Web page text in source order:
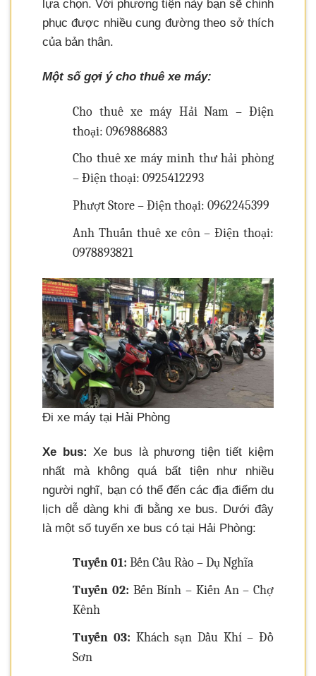
lựa chọn. Với phương tiện này bạn sẽ chinh
phục được nhiều cung đường theo sở thích
của bản thân.
Một số gợi ý cho thuê xe máy:
Cho thuê xe máy Hải Nam – Điện
thoại: 0969886883
Cho thuê xe máy minh thư hải phòng
– Điện thoại: 0925412293
Phượt Store – Điện thoại: 0962245399
Anh Thuấn thuê xe côn – Điện thoại:
0978893821
Đi xe máy tại Hải Phòng
Xe bus: Xe bus là phương tiện tiết kiệm
nhất mà không quá bất tiện như nhiều
người nghĩ, bạn có thể đến các địa điểm du
lịch dễ dàng khi đi bằng xe bus. Dưới đây
là một số tuyến xe bus có tại Hải Phòng:
Tuyến 01: Bến Cầu Rào – Dụ Nghĩa
Tuyến 02: Bến Bính – Kiến An – Chợ
Kênh
Tuyến 03: Khách sạn Dầu Khí – Đồ
Sơn